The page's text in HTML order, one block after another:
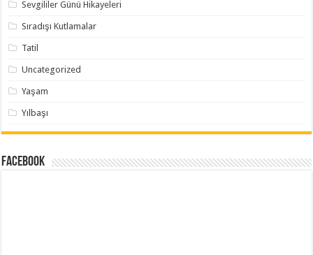
Sevgililer Günü Hikayeleri
Sıradışı Kutlamalar
Tatil
Uncategorized
Yaşam
Yılbaşı
Facebook